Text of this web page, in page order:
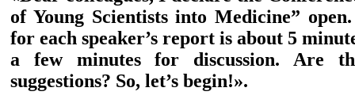
of Young Scientists into Medicine”
for each speaker’s report is about 5
a few minutes for discussion. Are
suggestions? So, let’s begin!».